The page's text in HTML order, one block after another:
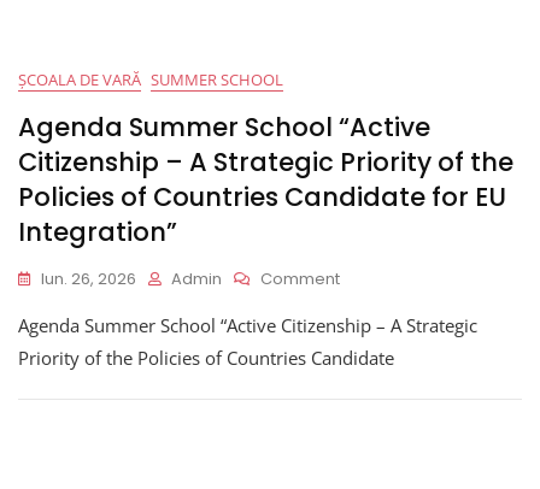
ȘCOALA DE VARĂ SUMMER SCHOOL
Agenda Summer School “Active
Citizenship – A Strategic Priority of the
Policies of Countries Candidate for EU
Integration”
Iun. 26, 2026 Admin CommentOn
Summer
School
Citizenship
Agenda Summer School “Active Citizenship – A Strategic
Priority of the Policies of Countries Candidate